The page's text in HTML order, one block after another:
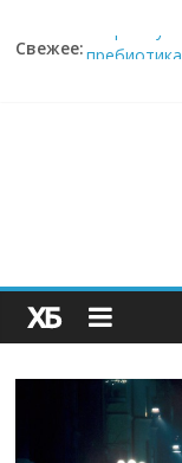
Свежее:Секрет
здорового
сливки
Как
не